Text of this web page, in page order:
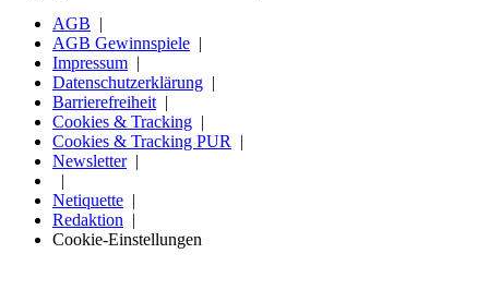
AGB
AGB Gewinnspiele
Impressum
Datenschutzerklärung
Barrierefreiheit
Cookies & Tracking
Cookies & Tracking PUR
Newsletter
Netiquette
Redaktion
Cookie-Einstellungen